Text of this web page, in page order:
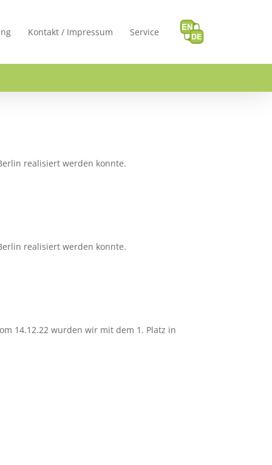
Kontakt / Impressum Service
realisiert werden konnte.
realisiert werden konnte.
14.12.22 wurden wir mit dem 1. Platz in